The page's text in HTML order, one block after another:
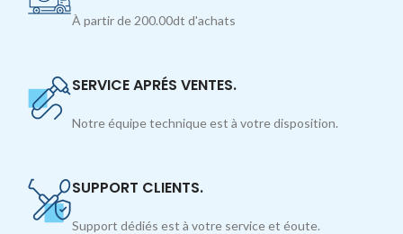
À partir de 200.00dt d'achats
SERVICE APRÉS VENTES.
Notre équipe technique est à votre disposition.
SUPPORT CLIENTS.
Support dédiés est à votre service et éoute.